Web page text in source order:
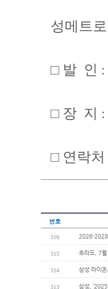
성메트
□ 발 인 :
□ 장 지 :
□ 연락처
번호
516 2026-2028
515 후라도, 7
514 삼성 라이
513 삼성,